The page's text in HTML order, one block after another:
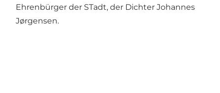
Ehrenbürger der STadt, der Dichter Johannes
Jørgensen.